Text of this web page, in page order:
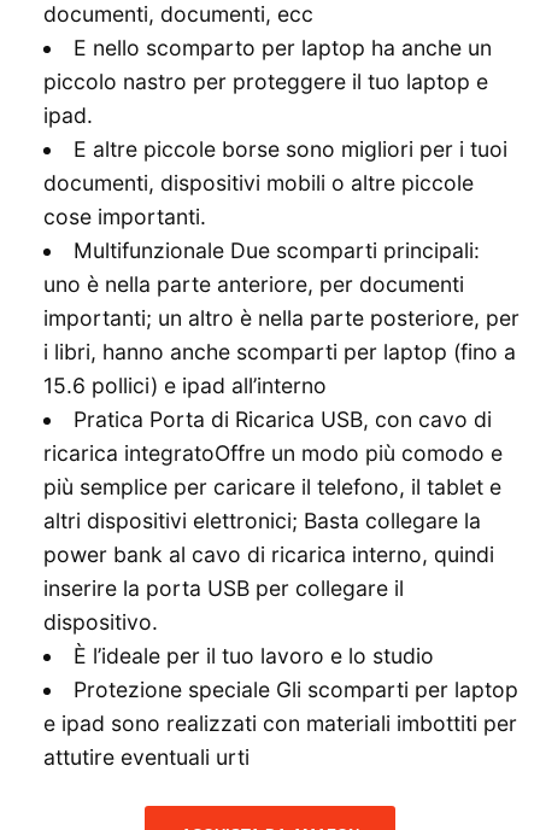
documenti, documenti, ecc
E nello scomparto per laptop ha anche un
piccolo nastro per proteggere il tuo laptop e
ipad.
E altre piccole borse sono migliori per i tuoi
documenti, dispositivi mobili o altre piccole
cose importanti.
Multifunzionale Due scomparti principali:
uno è nella parte anteriore, per documenti
importanti; un altro è nella parte posteriore, per
i libri, hanno anche scomparti per laptop (fino a
15.6 pollici) e ipad all’interno
Pratica Porta di Ricarica USB, con cavo di
ricarica integratoOffre un modo più comodo e
più semplice per caricare il telefono, il tablet e
altri dispositivi elettronici; Basta collegare la
power bank al cavo di ricarica interno, quindi
inserire la porta USB per collegare il
dispositivo.
È l’ideale per il tuo lavoro e lo studio
Protezione speciale Gli scomparti per laptop
e ipad sono realizzati con materiali imbottiti per
attutire eventuali urti